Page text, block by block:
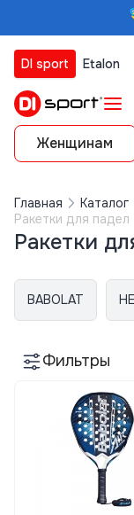
DI sport Etalon
Женщинам
Главная Каталог
Ракетки для падел
Ракетки
BABOLAT
Фильтры